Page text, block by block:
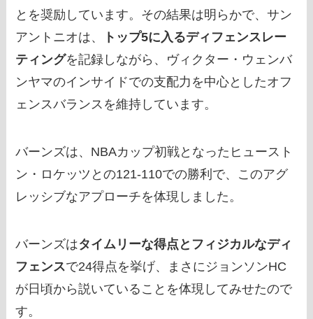
とを奨励しています。その結果は明らかで、サン
アントニオは、
トップ5に入るディフェンスレー
ティングを記録しながら、ヴィクター・ウェンバ
ンヤマのインサイドでの支配力を中心としたオフ
ェンスバランスを維持しています。
バーンズは、NBAカップ初戦となったヒュースト
ン・ロケッツとの121-110での勝利で、このアグ
レッシブなアプローチを体現しました。
バーンズはタイムリーな得点とフィジカルなディ
フェンスで24得点を挙げ、まさにジョンソンHC
が日頃から説いていることを体現してみせたので
す。